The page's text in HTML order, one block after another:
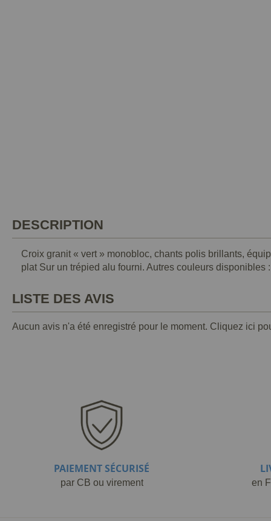
DESCRIPTION
Croix granit « vert » monobloc, chants polis brillants,
plat Sur un trépied alu fourni. Autres couleurs disponibles :
LISTE DES AVIS
Aucun avis n'a été enregistré pour le moment. Cliquez ici
PAIEMENT SÉCURISÉ
par CB ou virement en